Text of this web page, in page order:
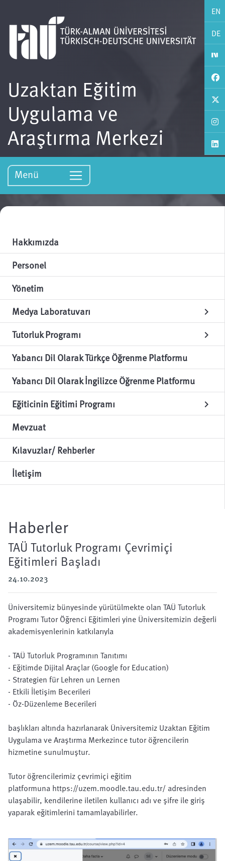
EN
DE
Uzaktan Eğitim
Uygulama ve
Araştırma Merkezi
Menü
Hakkımızda
Personel
Yönetim
Medya Laboratuvarı
chevron_right
Tutorluk Programı chevron_right
Yabancı Dil Olarak Türkçe Öğrenme Platformu
Yabancı Dil Olarak İngilizce Öğrenme Platformu
Eğiticinin Eğitimi Programı
chevron_right
Mevzuat
Kılavuzlar/ Rehberler
İletişim
Haberler
TAÜ Tutorluk Programı Çevrimiçi
Eğitimleri Başladı
24.10.2023
Üniversitemiz bünyesinde yürütülmekte olan TAÜ Tutorluk
Programı Tutor Öğrenci Eğitimleri yine Üniversitemizin değerli
akademisyenlerinin katkılarıyla
- TAÜ Tutorluk Programının Tanıtımı
- Eğitimde Dijital Araçlar (Google for Education)
- Strategien für Lehren un Lernen
- Etkili İletişim Becerileri
- Öz-Düzenleme Becerileri
başlıkları altında hazırlanarak Üniversitemiz Uzaktan Eğitim
Uygulama ve Araştırma Merkezince tutor öğrencilerin
hizmetine sunulmuştur.
Tutor öğrencilerimiz çevrimiçi eğitim
platformuna https://uzem.moodle.tau.edu.tr/ adresinden
ulaşabilir, kendilerine iletilen kullanıcı adı ve şifre ile giriş
yaparak eğitimlerini tamamlayabilirler.